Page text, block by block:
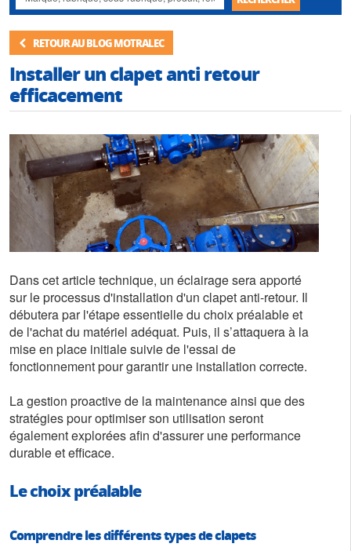
RETOUR AU BLOG MOTRALEC
Installer un clapet anti retour
efficacement
Dans cet article technique, un éclairage sera apporté
sur le processus d'installation d'un clapet anti-retour. Il
débutera par l'étape essentielle du choix préalable et
de l'achat du matériel adéquat. Puis, il s’attaquera à la
mise en place initiale suivie de l'essai de
fonctionnement pour garantir une installation correcte.
La gestion proactive de la maintenance ainsi que des
stratégies pour optimiser son utilisation seront
également explorées afin d'assurer une performance
durable et efficace.
Le choix préalable
Comprendre les différents types de clapets